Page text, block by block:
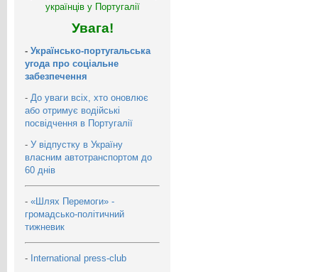
українців у Португалії
Увага!
- Українсько-португальська
угода про соціальне
забезпечення
- До уваги всіх, хто оновлює
або отримує водійські
посвідчення в Португалії
- У відпустку в Україну
власним автотранспортом до
60 днів
- «Шлях Перемоги» -
громадсько-політичний
тижневик
- International press-club